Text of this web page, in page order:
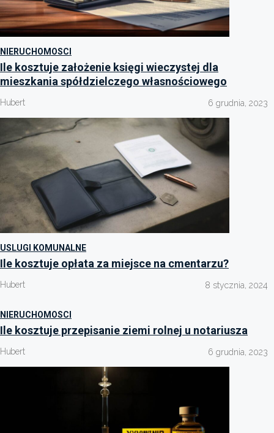
NIERUCHOMOSCI
Ile kosztuje założenie księgi wieczystej dla
mieszkania spółdzielczego własnościowego
Hubert 6 grudnia, 2023
USLUGI KOMUNALNE
Ile kosztuje opłata za miejsce na cmentarzu?
Hubert 8 stycznia, 2024
NIERUCHOMOSCI
Ile kosztuje przepisanie ziemi rolnej u notariusza
Hubert 6 grudnia, 2023